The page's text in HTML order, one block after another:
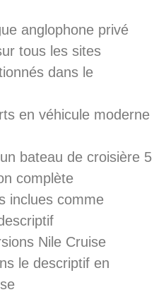
anglophone privé
tous les sites
dans le
en véhicule moderne
bateau de croisière 5
complète
inclues comme
Nile Cruise
le descriptif en